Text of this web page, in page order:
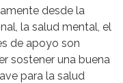
desde la
la salud mental, el
de apoyo son
sostener una buena
para la salud